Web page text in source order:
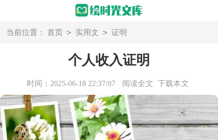
当前位置： 首页 > 实用文 > 证明
个人收入证明
时间：2025-06-18 22:37:07 阅读全文 下载本文